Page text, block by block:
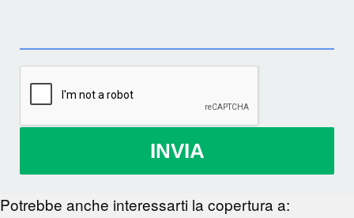
INVIA
Potrebbe anche interessarti la copertura a: